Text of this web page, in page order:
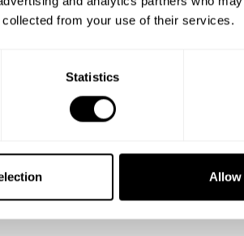
from your use of their services.
Statistics
Allow
chefs
N'hésitez
parfait
Vérifier